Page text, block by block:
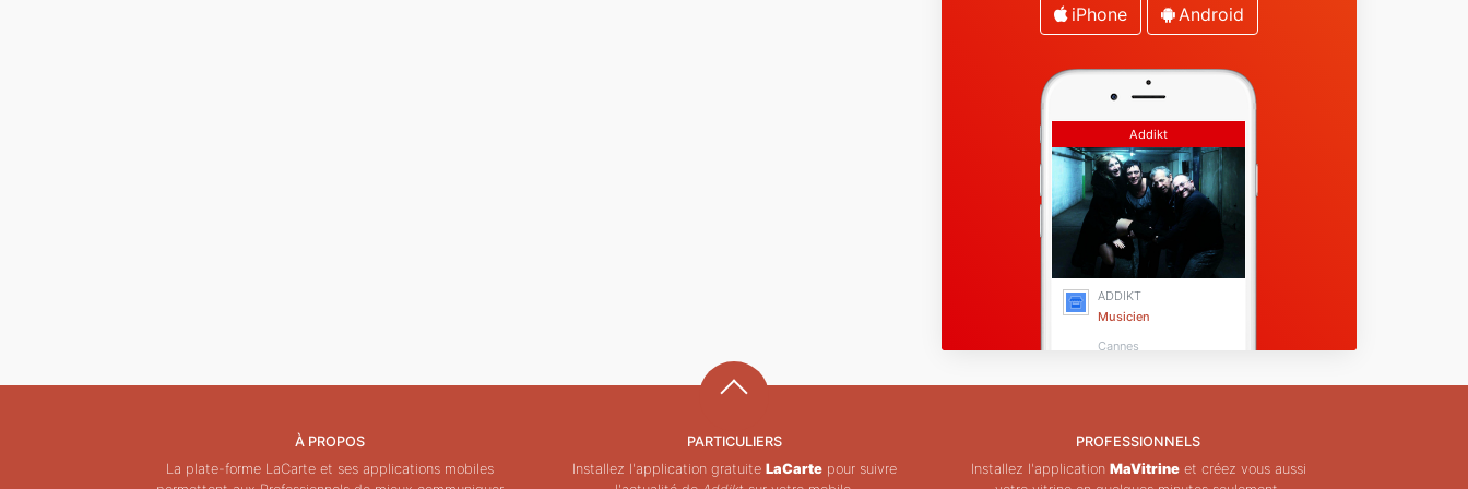
iPhone Android
Addikt
ADDIKT
Musicien
Cannes
À PROPOS
La plate-forme LaCarte et ses applications mobiles
PARTICULIERS
Installez l'application gratuite LaCartepour suivre
PROFESSIONNELS
Installez l'application MaVitrineet créez vous aussi